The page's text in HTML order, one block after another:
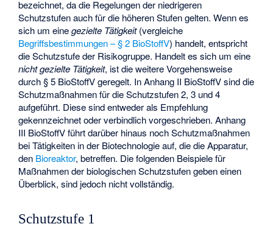
bezeichnet, da die Regelungen der niedrigeren
Schutzstufen auch für die höheren Stufen gelten. Wenn es
sich um einegezielte Tätigkeit(vergleiche
Begriffsbestimmungen – § 2 BioStoffV) handelt, entspricht
die Schutzstufe der Risikogruppe. Handelt es sich um eine
nicht gezielte Tätigkeit, ist die weitere Vorgehensweise
durch § 5 BioStoffV geregelt. In Anhang II BioStoffV sind die
Schutzmaßnahmen für die Schutzstufen 2, 3 und 4
aufgeführt. Diese sind entweder als Empfehlung
gekennzeichnet oder verbindlich vorgeschrieben. Anhang
III BioStoffV führt darüber hinaus noch Schutzmaßnahmen
bei Tätigkeiten in der Biotechnologie auf, die die Apparatur,
den Bioreaktor, betreffen. Die folgenden Beispiele für
Maßnahmen der biologischen Schutzstufen geben einen
Überblick, sind jedoch nicht vollständig.
Schutzstufe 1